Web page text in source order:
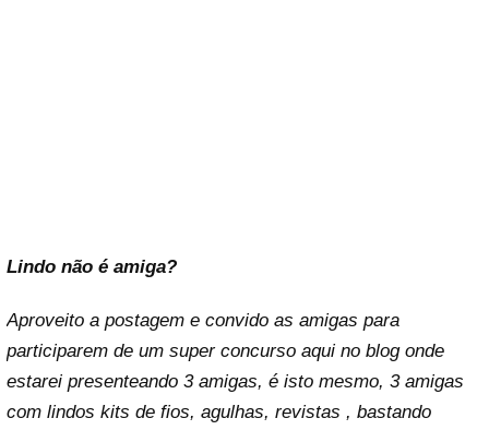
Lindo não é amiga?
Aproveito a postagem e convido as amigas para
participarem de um super concurso aqui no blog onde
estarei presenteando 3 amigas, é isto mesmo, 3 amigas
com lindos kits de fios, agulhas, revistas , bastando